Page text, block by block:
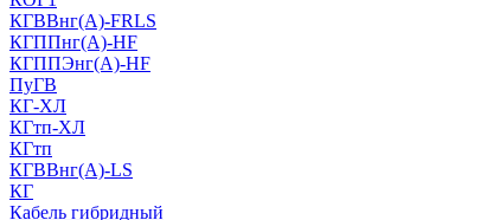
КГВВнг(А)-FRLS
КГППнг(A)-HF
КГППЭнг(A)-HF
ПуГВ
КГ-ХЛ
КГтп-ХЛ
КГтп
КГВВнг(А)-LS
КГ
Кабель гибридный